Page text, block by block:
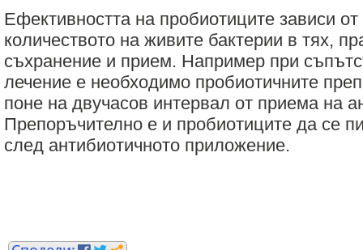
Ефективността на пробиотиците зависи
количеството на живите бактерии в тях,
съхранение и прием. Например при
лечение е необходимо пробиотичните
поне на двучасов интервал от приема на
Препоръчително е и пробиотиците да се
след антибиотичното приложение.